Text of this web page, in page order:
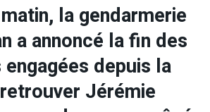
la gendarmerie
a annoncé la fin des
depuis la
Jérémie